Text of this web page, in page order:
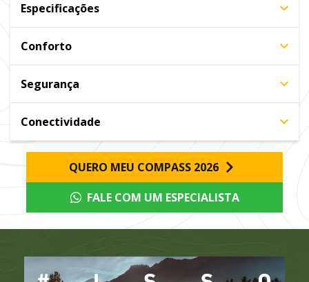
Especificações
Conforto
Segurança
Conectividade
QUERO MEU COMPASS 2026
FALE COM UM ESPECIALISTA